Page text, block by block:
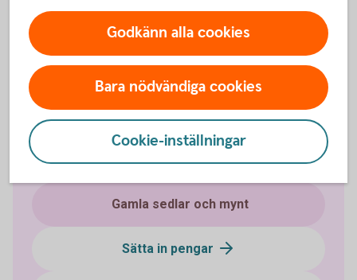
finns någon bank i närheten.
Kontantens uttagsautomater (kontanten.se)
Kontanter och bankomater
Gamla sedlar och mynt
Sätta in pengar
Godkänn alla cookies
Bara nödvändiga cookies
Cookie-inställningar